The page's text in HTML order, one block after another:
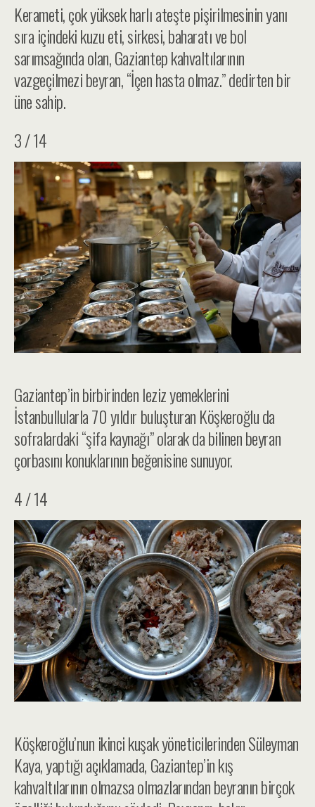
Kerameti, çok yüksek harlı ateşte pişirilmesinin yanı
sıra içindeki kuzu eti, sirkesi, baharatı ve bol
sarımsağında olan, Gaziantep kahvaltılarının
vazgeçilmezi beyran, “İçen hasta olmaz.” dedirten bir
üne sahip.
3 / 14
Gaziantep’in birbirinden leziz yemeklerini
İstanbullularla 70 yıldır buluşturan Köşkeroğlu da
sofralardaki “şifa kaynağı” olarak da bilinen beyran
çorbasını konuklarının beğenisine sunuyor.
4 / 14
Köşkeroğlu’nun ikinci kuşak yöneticilerinden Süleyman
Kaya, yaptığı açıklamada, Gaziantep’in kış
kahvaltılarının olmazsa olmazlarından beyranın birçok